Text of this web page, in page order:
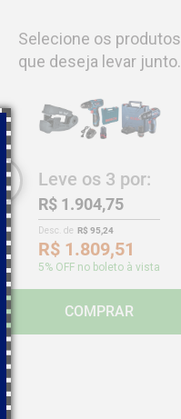
Selecione os produtos
que deseja levar junto.
Leve os 3 por:
R$ 1.904,75
Desc. de R$ 95,24
R$ 1.809,51
5% OFF no boleto à vista
COMPRAR